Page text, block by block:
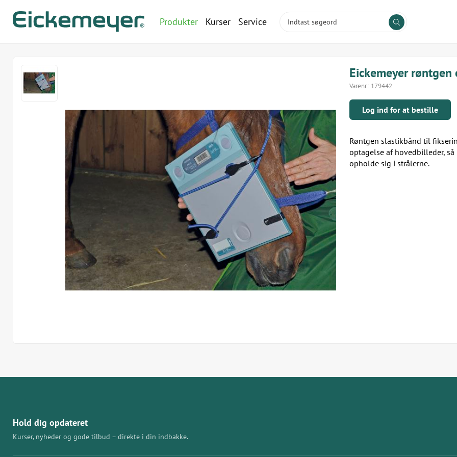
Produkter Kurser Service
Eickemeyer
Varenr.: 179442
Log ind for at bestille
Røntgen slastikbånd til
optagelse af hovedbilleder,
opholde sig i strålerne.
Hold dig opdateret
Kurser, nyheder og gode tilbud – direkte i din indbakke.